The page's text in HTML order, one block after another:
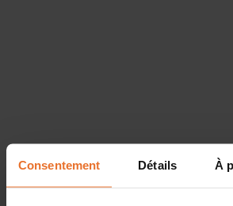
Consentement Détails À